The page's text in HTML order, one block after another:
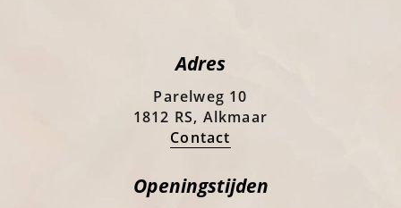
Adres
Parelweg 10
1812 RS, Alkmaar
Contact
Openingstijden